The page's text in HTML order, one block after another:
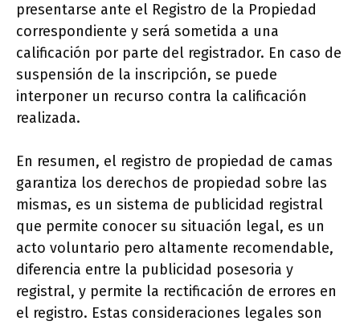
presentarse ante el Registro de la Propiedad
correspondiente y será sometida a una
calificación por parte del registrador. En caso de
suspensión de la inscripción, se puede
interponer un recurso contra la calificación
realizada.
En resumen, el registro de propiedad de camas
garantiza los derechos de propiedad sobre las
mismas, es un sistema de publicidad registral
que permite conocer su situación legal, es un
acto voluntario pero altamente recomendable,
diferencia entre la publicidad posesoria y
registral, y permite la rectificación de errores en
el registro. Estas consideraciones legales son